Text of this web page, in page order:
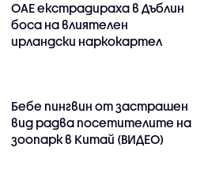
ОАЕ екстрадираха в Дъблин
боса на влиятелен
ирландски наркокартел
Бебе пингвин от застрашен
вид радва посетителите на
зоопарк в Китай (ВИДЕО)